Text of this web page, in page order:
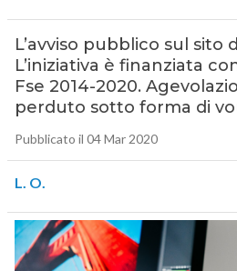
L’avviso pubblico sul sito
L’iniziativa è finanziata
Fse 2014-2020.
perduto sotto forma di
Pubblicato il 04 Mar 2020
L. O.